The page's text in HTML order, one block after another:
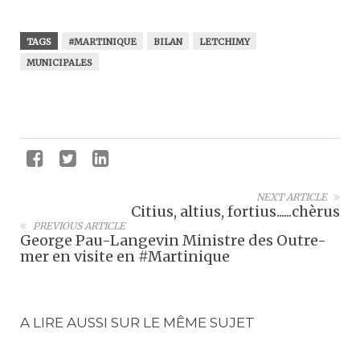
TAGS #MARTINIQUE BILAN
LETCHIMY
MUNICIPALES
NEXT ARTICLE
Citius, altius, fortius......chèrus
PREVIOUS ARTICLE
George Pau-Langevin Ministre des Outre-
mer en visite en #Martinique
A LIRE AUSSI SUR LE MÊME SUJET